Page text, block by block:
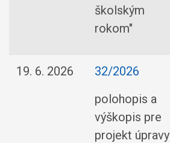
školským
rokom"
19. 6. 2026
32/2026
polohopis a
výškopis pre
projekt úpravy